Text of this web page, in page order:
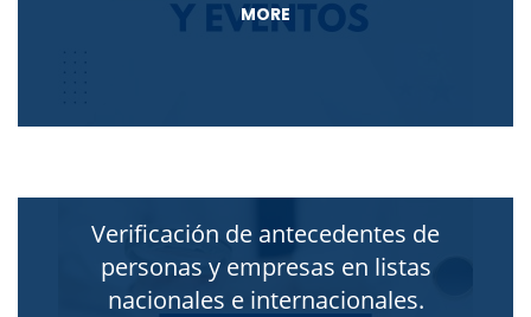
MORE
Verificación de antecedentes de
personas y empresas en listas
nacionales e internacionales.